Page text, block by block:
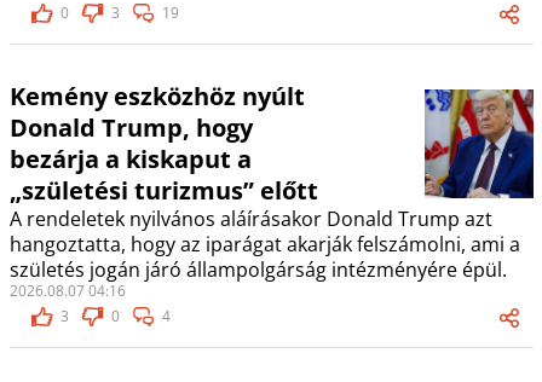
0
3 19
Kemény eszközhöz nyúlt
Donald Trump, hogy
bezárja a kiskaput a
„születési turizmus” előtt
A rendeletek nyilvános aláírásakor Donald Trump azt
hangoztatta, hogy az iparágat akarják felszámolni, ami a
születés jogán járó állampolgárság intézményére épül.
2026.08.07 04:16
3
0 4